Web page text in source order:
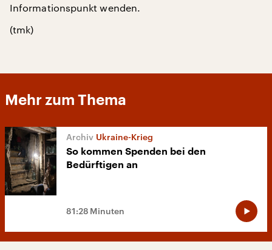
Informationspunkt wenden.
(tmk)
Mehr zum Thema
Ukraine-Krieg
So kommen Spenden bei den
Bedürftigen an
81:28 Minuten